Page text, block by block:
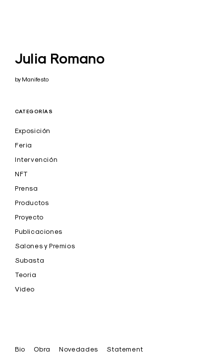
Julia Romano
by Manifesto
CATEGORÍAS
Exposición
Feria
Intervención
NFT
Prensa
Productos
Proyecto
Publicaciones
Salones y Premios
Subasta
Teoria
Video
Bio Obra Novedades Statement